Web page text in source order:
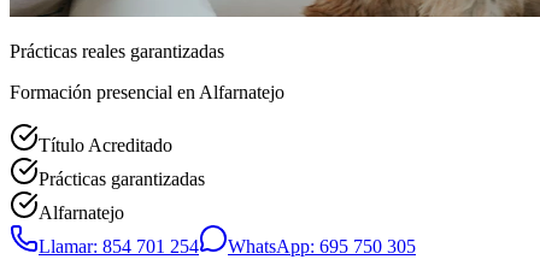
Prácticas reales garantizadas
Formación presencial en Alfarnatejo
Título Acreditado
Prácticas garantizadas
Alfarnatejo
Llamar: 854 701 254
WhatsApp: 695 750 305